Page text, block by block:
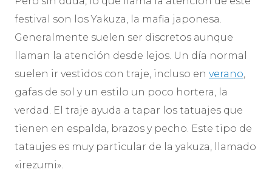
festival son los Yakuza, la mafia japonesa.
Generalmente suelen ser discretos aunque
llaman la atención desde lejos. Un día normal
suelen ir vestidos con traje, incluso en verano,
gafas de sol y un estilo un poco hortera, la
verdad. El traje ayuda a tapar los tatuajes que
tienen en espalda, brazos y pecho. Este tipo de
tataujes es muy particular de la yakuza, llamado
«irezumi».